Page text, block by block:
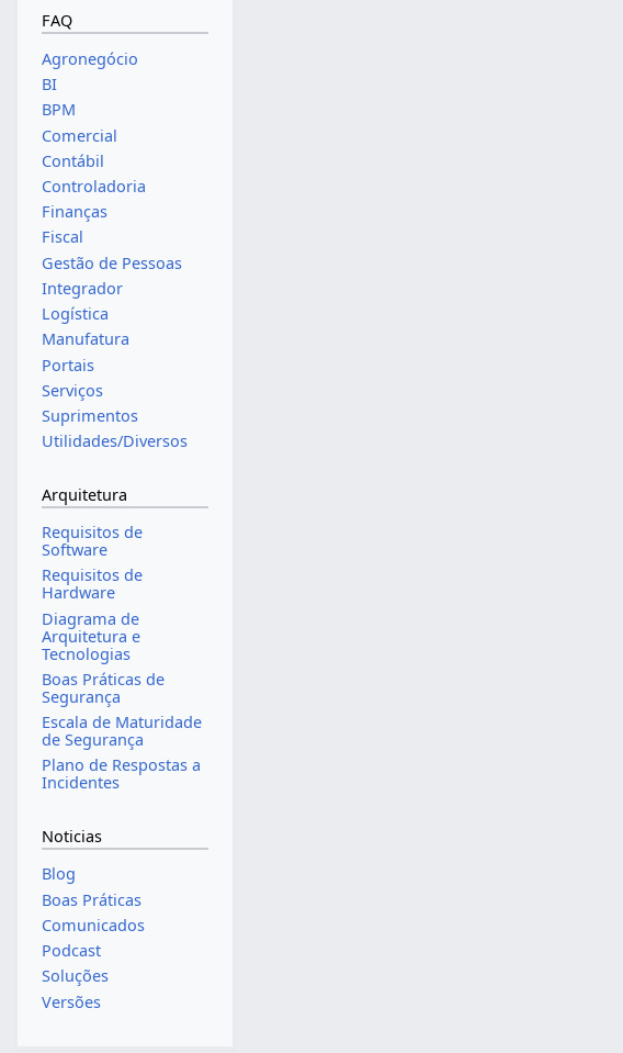
FAQ
Agronegócio
BI
BPM
Comercial
Contábil
Controladoria
Finanças
Fiscal
Gestão de Pessoas
Integrador
Logística
Manufatura
Portais
Serviços
Suprimentos
Utilidades/Diversos
Arquitetura
Requisitos de
Software
Requisitos de
Hardware
Diagrama de
Arquitetura e
Tecnologias
Boas Práticas de
Segurança
Escala de Maturidade
de Segurança
Plano de Respostas a
Incidentes
Noticias
Blog
Boas Práticas
Comunicados
Podcast
Soluções
Versões